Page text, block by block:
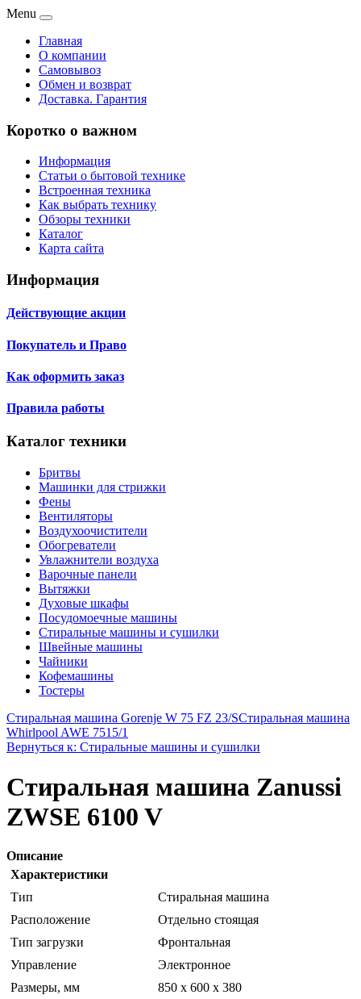
Menu
Главная
О компании
Самовывоз
Обмен и возврат
Доставка. Гарантия
Коротко о важном
Информация
Статьи о бытовой технике
Встроенная техника
Как выбрать технику
Обзоры техники
Каталог
Карта сайта
Информация
Действующие акции
Покупатель и Право
Как оформить заказ
Правила работы
Каталог техники
Бритвы
Машинки для стрижки
Фены
Вентиляторы
Воздухоочистители
Обогреватели
Увлажнители воздуха
Варочные панели
Вытяжки
Духовые шкафы
Посудомоечные машины
Стиральные машины и сушилки
Швейные машины
Чайники
Кофемашины
Тостеры
Стиральная машина Gorenje W 75 FZ 23/SСтиральная машина
Whirlpool AWE 7515/1
Вернуться к: Стиральные машины и сушилки
Стиральная машина Zanussi
ZWSE 6100 V
Описание
Характеристики
Тип
Стиральная машина
Расположение
Отдельно стоящая
Тип загрузки
Фронтальная
Управление
Электронное
Размеры, мм
850 x 600 x 380